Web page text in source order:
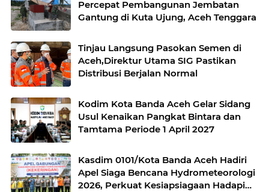
Percepat Pembangunan Jembatan
Gantung di Kuta Ujung, Aceh Tenggara
Tinjau Langsung Pasokan Semen di
Aceh,Direktur Utama SIG Pastikan
Distribusi Berjalan Normal
Kodim Kota Banda Aceh Gelar Sidang
Usul Kenaikan Pangkat Bintara dan
Tamtama Periode 1 April 2027
Kasdim 0101/Kota Banda Aceh Hadiri
Apel Siaga Bencana Hydrometeorologi
2026, Perkuat Kesiapsiagaan Hadapi